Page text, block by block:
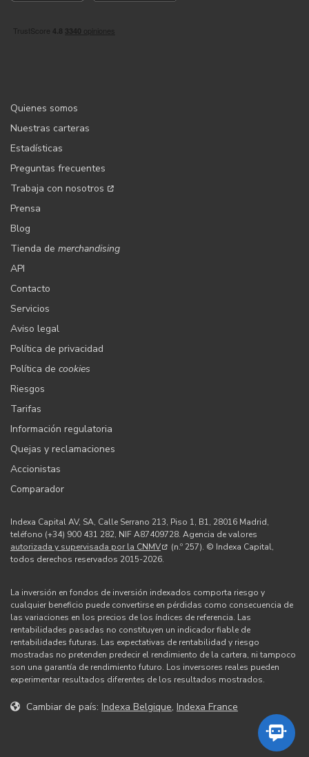
Quienes somos
Nuestras carteras
Estadísticas
Preguntas frecuentes
Trabaja con nosotros
Prensa
Blog
Tienda de merchandising
API
Contacto
Servicios
Aviso legal
Política de privacidad
Política de cookies
Riesgos
Tarifas
Información regulatoria
Quejas y reclamaciones
Accionistas
Comparador
Indexa Capital AV, SA, Calle Serrano 213, Piso 1, B1, 28016 Madrid,
teléfono (+34) 900 431 282, NIF A87409728. Agencia de valores
autorizada y supervisada por la CNMV
(n.º 257). © Indexa Capital,
todos derechos reservados 2015-2026.
La inversión en fondos de inversión indexados comporta riesgo y
cualquier beneficio puede convertirse en pérdidas como consecuencia de
las variaciones en los precios de los índices de referencia. Las
rentabilidades pasadas no constituyen un indicador fiable de
rentabilidades futuras. Las expectativas de rentabilidad y riesgo
mostradas no pretenden predecir el rendimiento de la cartera, ni tampoco
son una garantía de rendimiento futuro. Los inversores reales pueden
experimentar resultados diferentes de los resultados mostrados.
Cambiar de país: Indexa Belgique, Indexa France